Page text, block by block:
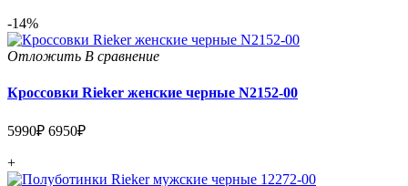
-14%
Отложить В сравнение
Кроссовки Rieker женские черные N2152-00
5990₽ 6950₽
+